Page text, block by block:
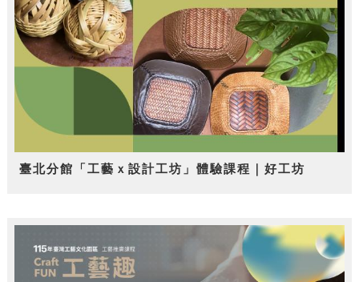
臺北分館「工藝ｘ設計工坊」體驗課程｜好工坊